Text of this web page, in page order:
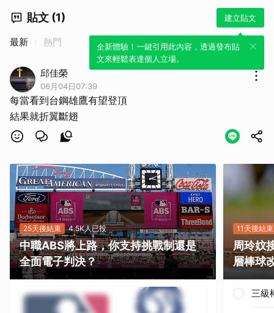
貼文 (1) 建立貼文
全新體驗！一鍵引用此內容，透過發布貼
文來輕鬆表達個人立場。
最新 熱門
邱佳榮
06月04日07:39
每當看到台鋼雄鷹有望登頂
結果就折翼斷翅
25天後結束 4.5K人已投
中職ABS將上路，你支持挑戰制還是
全面電子判決？
11天後結束
周玲妏
層棒球
三級